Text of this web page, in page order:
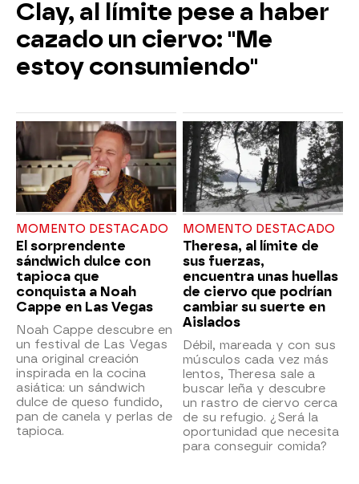
Clay, al límite pese a haber
cazado un ciervo: "Me
estoy consumiendo"
MOMENTO DESTACADO
El sorprendente
sándwich dulce con
tapioca que
conquista a Noah
Cappe en Las Vegas
Noah Cappe descubre en
un festival de Las Vegas
una original creación
inspirada en la cocina
asiática: un sándwich
dulce de queso fundido,
pan de canela y perlas de
tapioca.
MOMENTO DESTACADO
Theresa, al límite de
sus fuerzas,
encuentra unas huellas
de ciervo que podrían
cambiar su suerte en
Aislados
Débil, mareada y con sus
músculos cada vez más
lentos, Theresa sale a
buscar leña y descubre
un rastro de ciervo cerca
de su refugio. ¿Será la
oportunidad que necesita
para conseguir comida?